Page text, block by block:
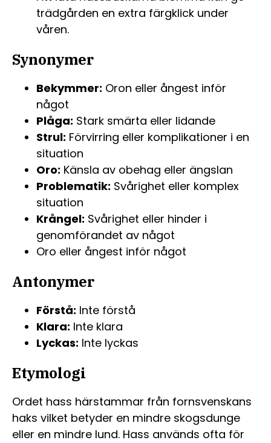
trädgården en extra färgklick under
våren.
Synonymer
Bekymmer: Oron eller ångest inför
något
Plåga: Stark smärta eller lidande
Strul: Förvirring eller komplikationer i en
situation
Oro: Känsla av obehag eller ängslan
Problematik: Svårighet eller komplex
situation
Krångel: Svårighet eller hinder i
genomförandet av något
Oro eller ångest inför något
Antonymer
Förstå: Inte förstå
Klara: Inte klara
Lyckas: Inte lyckas
Etymologi
Ordet hass härstammar från fornsvenskans
haks vilket betyder en mindre skogsdunge
eller en mindre lund. Hass används ofta för